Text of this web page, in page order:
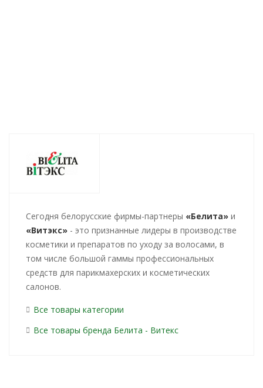
Cегодня белорусские фирмы-партнеры «Белита» и
«Витэкс» - это признанные лидеры в производстве
косметики и препаратов по уходу за волосами, в
том числе большой гаммы профессиональных
средств для парикмахерских и косметических
салонов.
Все товары категории
Все товары бренда Белита - Витекс